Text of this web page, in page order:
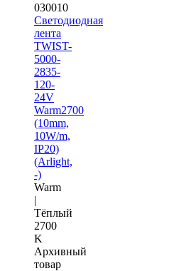
030010
Светодиодная
лента
TWIST-
5000-
2835-
120-
24V
Warm2700
(10mm,
10W/m,
IP20)
(Arlight,
-)
Warm
|
Тёплый
2700
K
Архивный
товар